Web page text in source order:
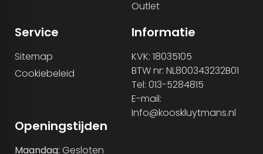
Outlet
Service
Sitemap
Cookiebeleid
Informatie
KVK: 18035105
BTW nr: NL800343232B01
Tel: 013-5284815
E-mail:
Info@kooskluytmans.nl
Openingstijden
Maandag: Gesloten